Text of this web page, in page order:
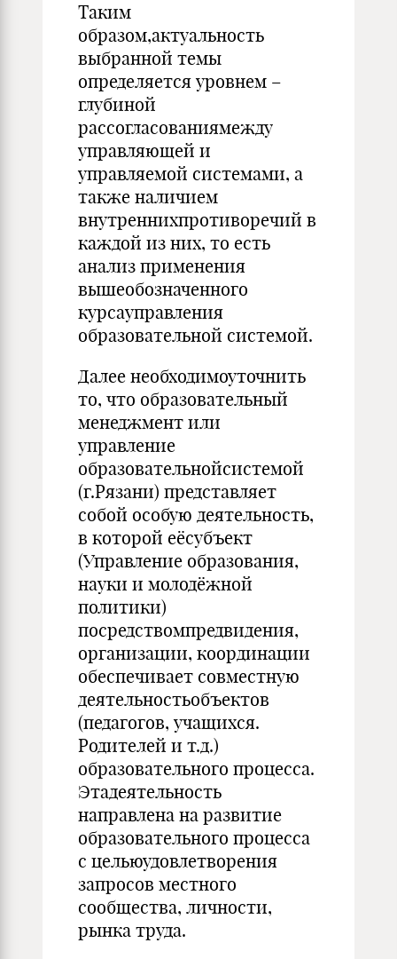
Таким
образом,актуальность
выбранной темы
определяется уровнем –
глубиной
рассогласованиямежду
управляющей и
управляемой системами, а
также наличием
внутреннихпротиворечий в
каждой из них, то есть
анализ применения
вышеобозначенного
курсауправления
образовательной системой.
Далее необходимоуточнить
то, что образовательный
менеджмент или
управление
образовательнойсистемой
(г.Рязани) представляет
собой особую деятельность,
в которой еёсубъект
(Управление образования,
науки и молодёжной
политики)
посредствомпредвидения,
организации, координации
обеспечивает совместную
деятельностьобъектов
(педагогов, учащихся.
Родителей и т.д.)
образовательного процесса.
Этадеятельность
направлена на развитие
образовательного процесса
с цельюудовлетворения
запросов местного
сообщества, личности,
рынка труда.